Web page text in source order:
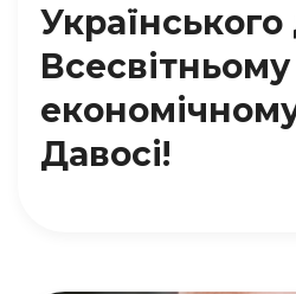
Всесвітньому
Давосі!